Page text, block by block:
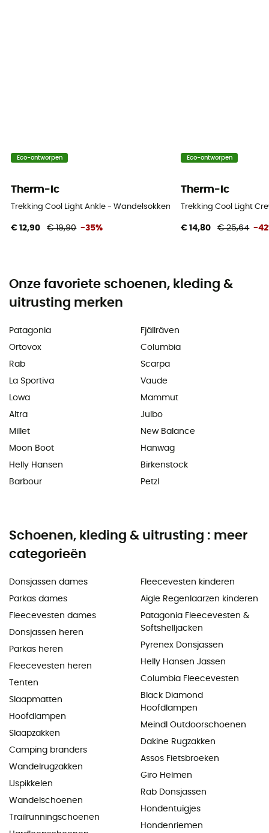
Eco-ontworpen
Therm-Ic
Trekking Cool Light Ankle - Wandelsokken
€ 12,90 € 19,90 -35%
Eco-ontworpen
Therm-Ic
Trekking Cool Light
€ 14,80 € 25,64 -
Onze favoriete schoenen, kleding &
uitrusting merken
Patagonia
Ortovox
Rab
La Sportiva
Lowa
Altra
Millet
Moon Boot
Helly Hansen
Barbour
Fjällräven
Columbia
Scarpa
Vaude
Mammut
Julbo
New Balance
Hanwag
Birkenstock
Petzl
Schoenen, kleding & uitrusting : meer
categorieën
Donsjassen dames
Parkas dames
Fleecevesten dames
Donsjassen heren
Parkas heren
Fleecevesten heren
Tenten
Slaapmatten
Hoofdlampen
Slaapzakken
Camping branders
Wandelrugzakken
IJspikkelen
Wandelschoenen
Trailrunningschoenen
Fleecevesten kinderen
Aigle Regenlaarzen kinderen
Patagonia Fleecevesten &
Softshelljacken
Pyrenex Donsjassen
Helly Hansen Jassen
Columbia Fleecevesten
Black Diamond
Hoofdlampen
Meindl Outdoorschoenen
Dakine Rugzakken
Assos Fietsbroeken
Giro Helmen
Rab Donsjassen
Hondentuigjes
Hondenriemen